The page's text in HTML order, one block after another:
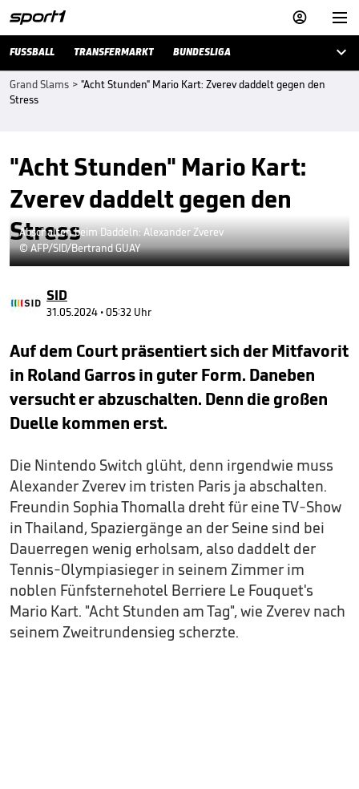


FUSSBALL TRANSFERMARKT BUNDESLIGA 
Grand Slams > "Acht Stunden" Mario Kart: Zverev daddelt gegen den
Stress
"Acht Stunden" Mario Kart:
Zverev daddelt gegen den
Stress
Abschalten beim Daddeln: Alexander Zverev
© AFP/SID/Bertrand GUAY
SID
31.05.2024 • 05:32 Uhr
Auf dem Court präsentiert sich der Mitfavorit
in Roland Garros in guter Form. Daneben
versucht er abzuschalten. Denn die großen
Duelle kommen erst.
Die Nintendo Switch glüht, denn irgendwie muss
Alexander Zverev im tristen Paris ja abschalten.
Freundin Sophia Thomalla dreht für eine TV-Show
in Thailand, Spaziergänge an der Seine sind bei
Dauerregen wenig erholsam, also daddelt der
Tennis-Olympiasieger in seinem Zimmer im
noblen Fünfsternehotel Berriere Le Fouquet's
Mario Kart. "Acht Stunden am Tag", wie Zverev nach
seinem Zweitrundensieg scherzte.